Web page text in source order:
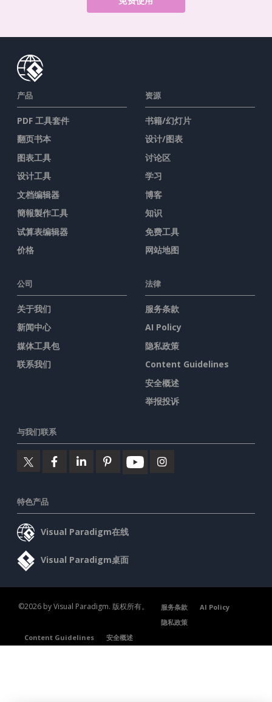
产品
PDF 工具套件
翻页书本
图表工具
设计工具
文档编辑器
簡報製作工具
试算表编辑器
价格
资源
书籍/幻灯片
设计/图表
讨论区
学习
博客
知识
免费工具
网站地图
公司
关于我们
新闻中心
媒体工具包
联系我们
法律
服务条款
AI Policy
隐私政策
Content Guidelines
安全概述
举报投诉
与我们联系
特色产品
Visual Paradigm在线
Visual Paradigm桌面
©2026 by Visual Paradigm. 版权所有。 服务条款
AI Policy
隐私政策
Content Guidelines
安全概述